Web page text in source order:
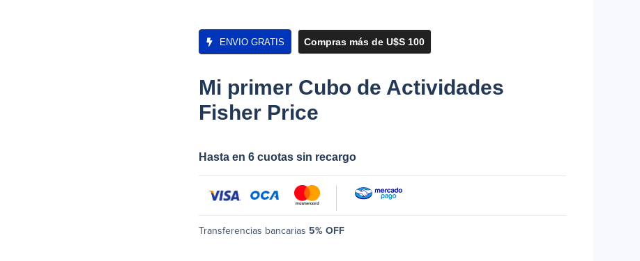
ENVIO GRATIS Compras más de U$S 100
Mi primer Cubo de Actividades
Fisher Price
Hasta en 6 cuotas sin recargo
Transferencias bancarias 5% OFF